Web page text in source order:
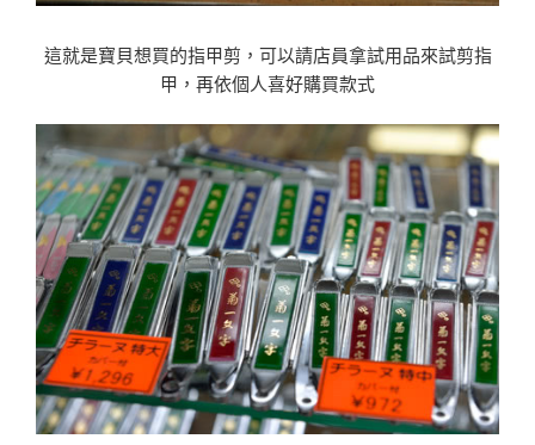
這就是寶貝想買的指甲剪，可以請店員拿試用品來試剪指
甲，再依個人喜好購買款式